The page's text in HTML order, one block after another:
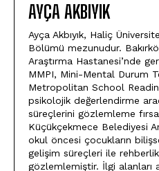
AYÇA AKBIYIK
Ayça Akbıyık, Haliç
Bölümü mezunudur.
Araştırma Hastanesi’nde
MMPI, Mini-Mental Durum
Metropolitan School
psikolojik değerlendirme
süreçlerini gözlemleme
Küçükçekmece Belediyesi
okul öncesi çocukların
gelişim süreçleri ile rehberlik
gözlemlemiştir. İlgi alanları